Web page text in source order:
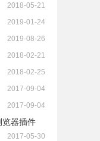
2018-05-21
2019-01-24
2019-08-26
2018-02-21
2018-02-25
2017-09-04
2017-09-04
览器插件
2017-05-30